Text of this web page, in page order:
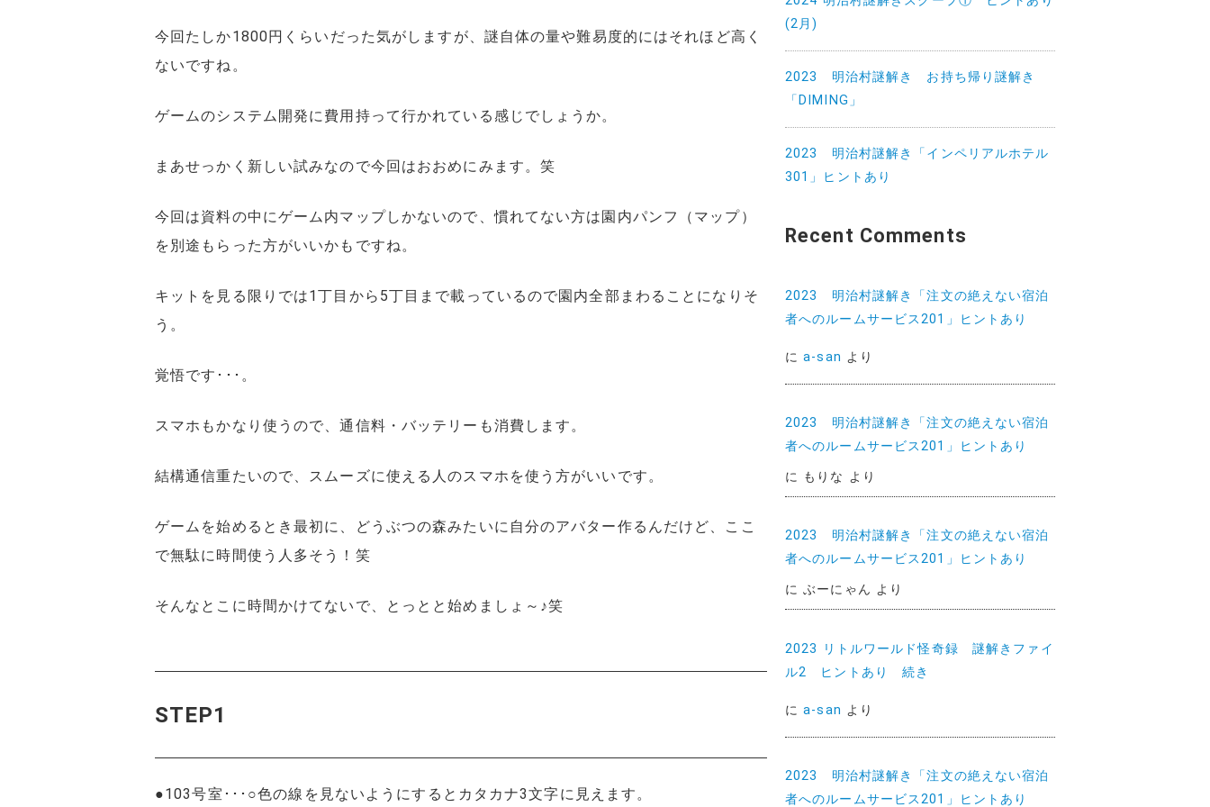
今回たしか1800円くらいだった気がしますが、謎自体の量や難易度的にはそれほど高く
ないですね。
ゲームのシステム開発に費用持って行かれている感じでしょうか。
まあせっかく新しい試みなので今回はおおめにみます。笑
今回は資料の中にゲーム内マップしかないので、慣れてない方は園内パンフ（マップ）
を別途もらった方がいいかもですね。
キットを見る限りでは1丁目から5丁目まで載っているので園内全部まわることになりそ
う。
覚悟です･･･。
スマホもかなり使うので、通信料・バッテリーも消費します。
結構通信重たいので、スムーズに使える人のスマホを使う方がいいです。
ゲームを始めるとき最初に、どうぶつの森みたいに自分のアバター作るんだけど、ここ
で無駄に時間使う人多そう！笑
そんなとこに時間かけてないで、とっとと始めましょ～♪笑
STEP1
●103号室･･･○色の線を見ないようにするとカタカナ3文字に見えます。
(2月)
2023 明治村謎解き お持ち帰り謎解き
「DIMING」
2023 明治村謎解き「インペリアルホテル
301」ヒントあり
Recent Comments
2023 明治村謎解き「注文の絶えない宿泊
者へのルームサービス201」ヒントあり
にa-san より
2023 明治村謎解き「注文の絶えない宿泊
者へのルームサービス201」ヒントあり
に もりな より
2023 明治村謎解き「注文の絶えない宿泊
者へのルームサービス201」ヒントあり
にぶーにゃん より
2023 リトルワールド怪奇録 謎解きファイ
ル2 ヒントあり 続き
にa-san より
2023 明治村謎解き「注文の絶えない宿泊
者へのルームサービス201」ヒントあり